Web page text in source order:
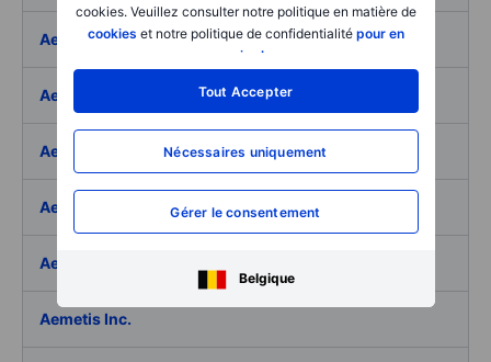
cookies. Veuillez consulter notre politique en matière de
cookies et notre politique de confidentialité pour en
savoir plus
Tout Accepter
Nécessaires uniquement
Gérer le consentement
Belgique
Aeffe
Aegon Ltd
Aegon Ltd. - ADR
Aehr Test Systems
Aeluma Inc.
Aemetis Inc.